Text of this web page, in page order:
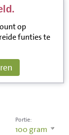
op
funties te
Portie:
100 gram